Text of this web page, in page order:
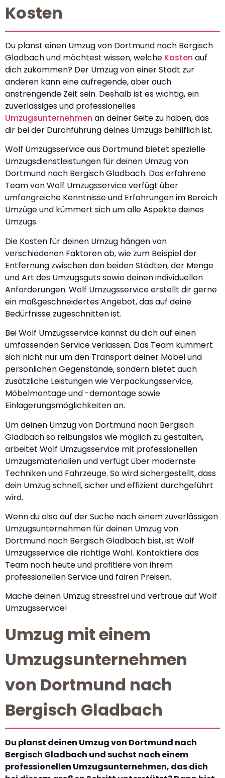
Kosten
Du planst einen Umzug von Dortmund nach Bergisch
Gladbach und möchtest wissen, welche Kosten auf
dich zukommen? Der Umzug von einer Stadt zur
anderen kann eine aufregende, aber auch
anstrengende Zeit sein. Deshalb ist es wichtig, ein
zuverlässiges und professionelles
Umzugsunternehmen an deiner Seite zu haben, das
dir bei der Durchführung deines Umzugs behilflich ist.
Wolf Umzugsservice aus Dortmund bietet spezielle
Umzugsdienstleistungen für deinen Umzug von
Dortmund nach Bergisch Gladbach. Das erfahrene
Team von Wolf Umzugsservice verfügt über
umfangreiche Kenntnisse und Erfahrungen im Bereich
Umzüge und kümmert sich um alle Aspekte deines
Umzugs.
Die Kosten für deinen Umzug hängen von
verschiedenen Faktoren ab, wie zum Beispiel der
Entfernung zwischen den beiden Städten, der Menge
und Art des Umzugsguts sowie deinen individuellen
Anforderungen. Wolf Umzugsservice erstellt dir gerne
ein maßgeschneidertes Angebot, das auf deine
Bedürfnisse zugeschnitten ist.
Bei Wolf Umzugsservice kannst du dich auf einen
umfassenden Service verlassen. Das Team kümmert
sich nicht nur um den Transport deiner Möbel und
persönlichen Gegenstände, sondern bietet auch
zusätzliche Leistungen wie Verpackungsservice,
Möbelmontage und -demontage sowie
Einlagerungsmöglichkeiten an.
Um deinen Umzug von Dortmund nach Bergisch
Gladbach so reibungslos wie möglich zu gestalten,
arbeitet Wolf Umzugsservice mit professionellen
Umzugsmaterialien und verfügt über modernste
Techniken und Fahrzeuge. So wird sichergestellt, dass
dein Umzug schnell, sicher und effizient durchgeführt
wird.
Wenn du also auf der Suche nach einem zuverlässigen
Umzugsunternehmen für deinen Umzug von
Dortmund nach Bergisch Gladbach bist, ist Wolf
Umzugsservice die richtige Wahl. Kontaktiere das
Team noch heute und profitiere von ihrem
professionellen Service und fairen Preisen.
Mache deinen Umzug stressfrei und vertraue auf Wolf
Umzugsservice!
Umzug mit einem
Umzugsunternehmen
von Dortmund nach
Bergisch Gladbach
Du planst deinen Umzug von Dortmund nach
Bergisch Gladbach und suchst nach einem
professionellen Umzugsunternehmen, das dich